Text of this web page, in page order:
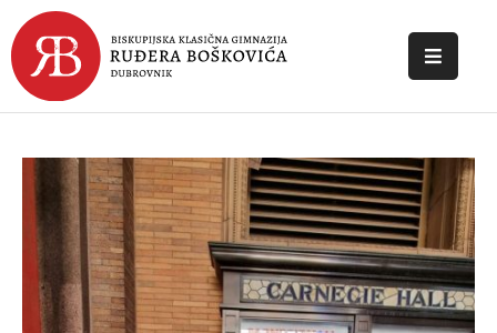
POČETNA
DOKUMENTI
NOVOSTI